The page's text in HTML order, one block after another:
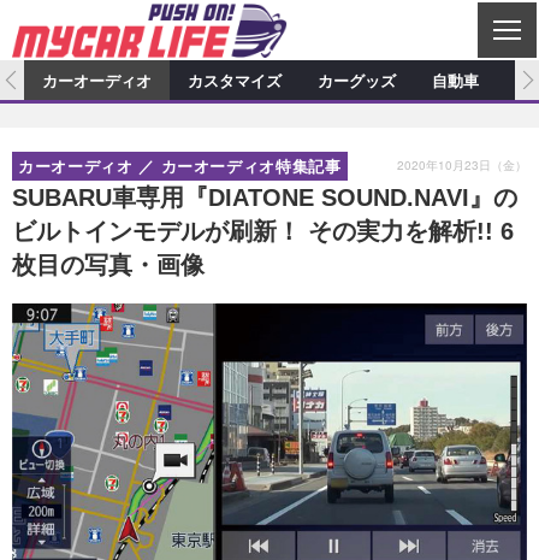
C
L
S
E
カーオーディオ
プロショップ検索 ショップ訪問記
カーオーディオニュース デモカー製作記
その他
カスタマイズ特集記事 カスタマイズ新製品情報
カスタマイズニュース
カーグッズ
カーグッズ特集記事 カーグッズ新製品情報
カーグッズニュース
自動車
スクープ
カーオーディオ カスタマイズ カーグッズ 自動車
SUBARU車専用『DIATONE SOUND.NAVI』の
ビルトインモデルが刷新！ その実力を解析!! 6
枚目の写真・画像
カーオーディオ カーオーディオ特集記事 2020年10月23日（金）